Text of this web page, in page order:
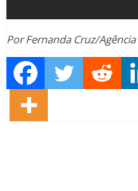
Por Fernanda Cruz/